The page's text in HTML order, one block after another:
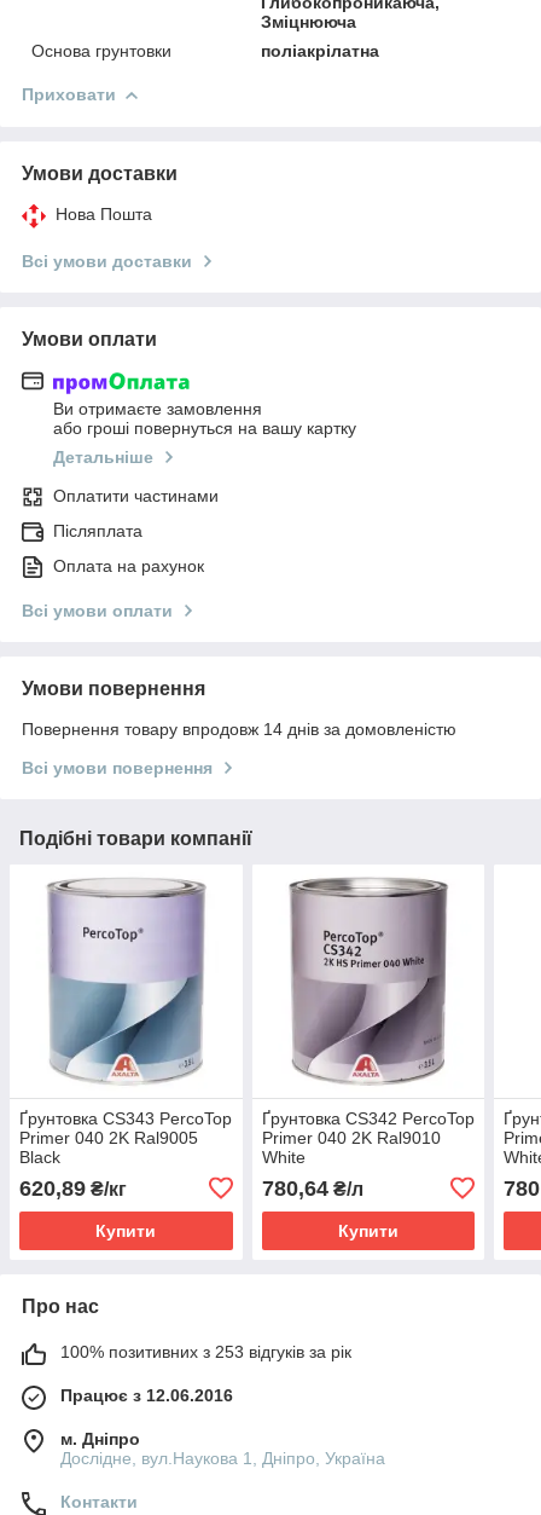
Зміцнююча
Основа грунтовки
поліакрілатна
Приховати
Умови доставки
Нова Пошта
Всі умови доставки
Умови оплати
Ви отримаєте замовлення
або гроші повернуться на вашу картку
Детальніше
Оплатити частинами
Післяплата
Оплата на рахунок
Всі умови оплати
Умови повернення
Повернення товару впродовж 14 днів за домовленістю
Всі умови повернення
Подібні товари компанії
Ґрунтовка CS343 PercoTop
Primer 040 2K Ral9005
Black
620,89 ₴/кг
Купити
Ґрунтовка CS342 PercoTop
Primer 040 2K Ral9010
White
780,64₴/л
Купити
Про нас
100% позитивних з 253 відгуків за рік
Працює з 12.06.2016
м. Дніпро
Дослідне, вул.Наукова 1, Дніпро, Україна
Контакти